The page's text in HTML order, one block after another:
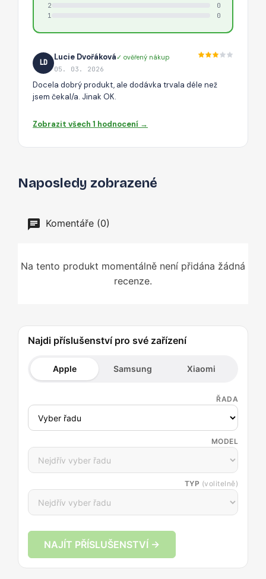
2
0
1
0
LD
Lucie Dvořáková✓ ověřený nákup
05. 03. 2026
Docela dobrý produkt, ale dodávka trvala déle než
jsem čekal/a. Jinak OK.
Zobrazit všech 1 hodnocení →
Naposledy zobrazené
Komentáře (0)
Na tento produkt momentálně není přidána žádná
recenze.
Najdi příslušenství pro své zařízení
Apple Samsung Xiaomi
ŘADA
MODEL
TYP (volitelně)
NAJÍT PŘÍSLUŠENSTVÍ →